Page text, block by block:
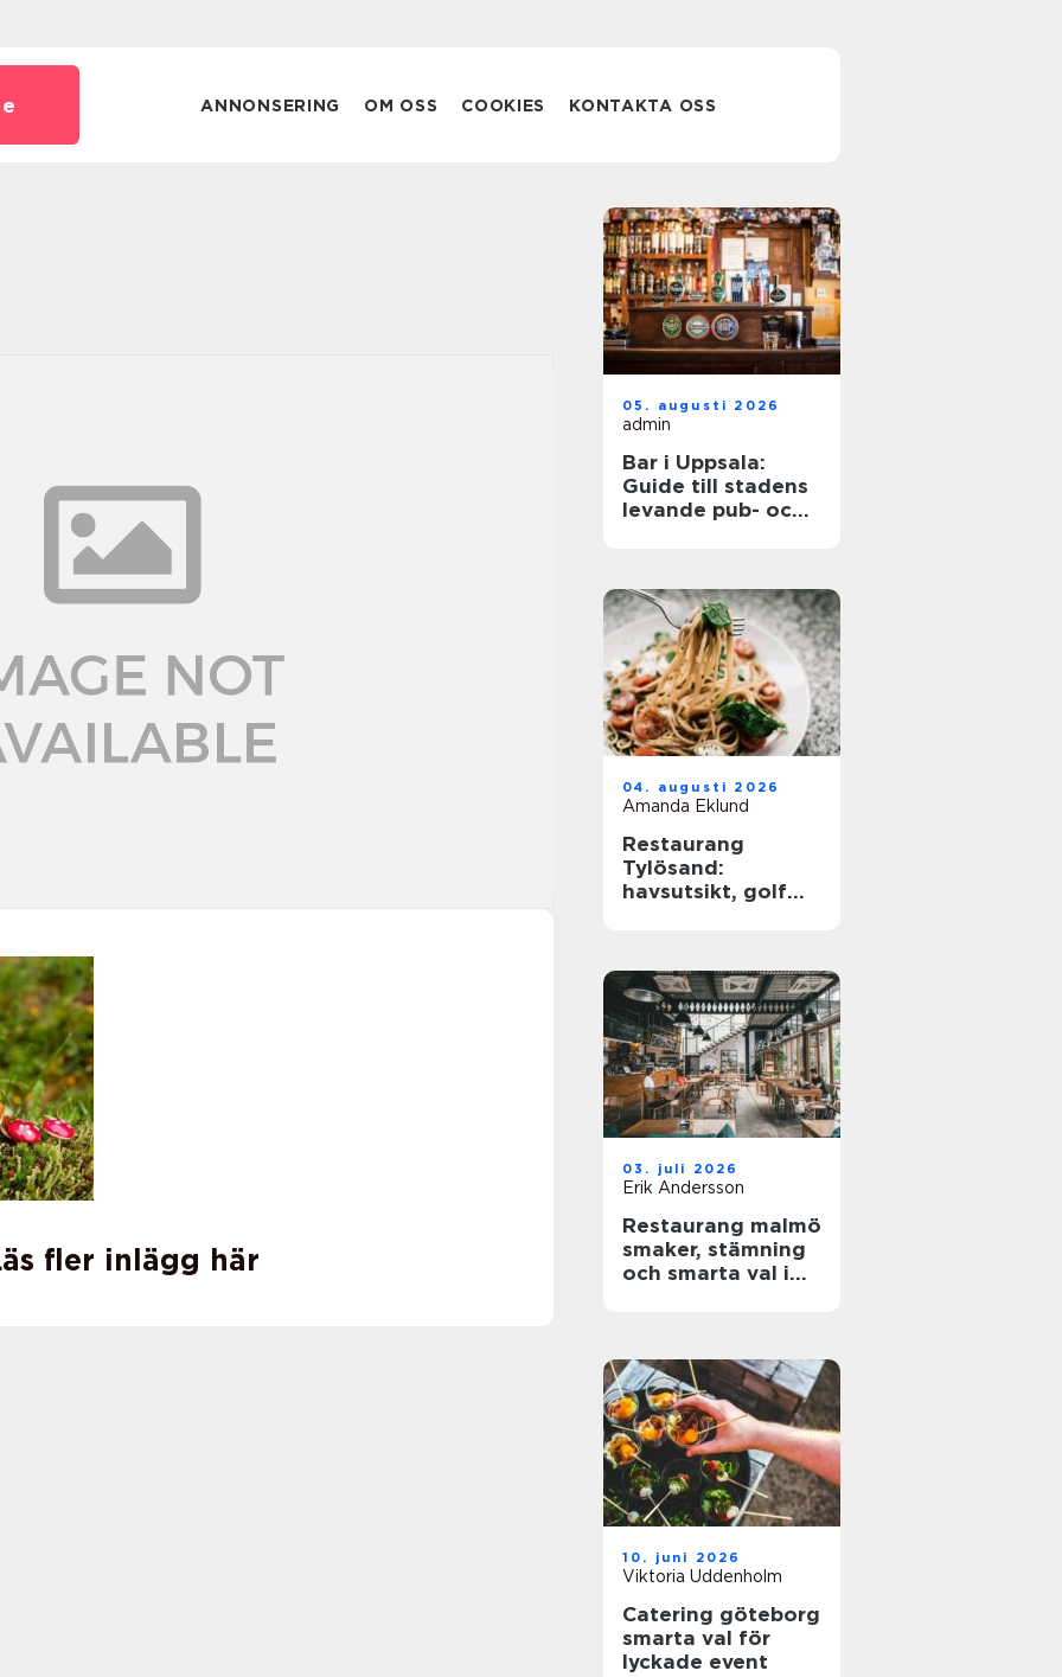
ANNONSERING OM OSS COOKIES KONTAKTA OSS
fler inlägg här
05. augusti 2026
admin
Bar i Uppsala:
Guide till stadens
levande pub- och
04. augusti 2026
Amanda Eklund
Restaurang
Tylösand:
havsutsikt, golf
03. juli 2026
Erik Andersson
Restaurang malmö
smaker, stämning
och smarta val i
10. juni 2026
Viktoria Uddenholm
Catering göteborg
smarta val för
lyckade event